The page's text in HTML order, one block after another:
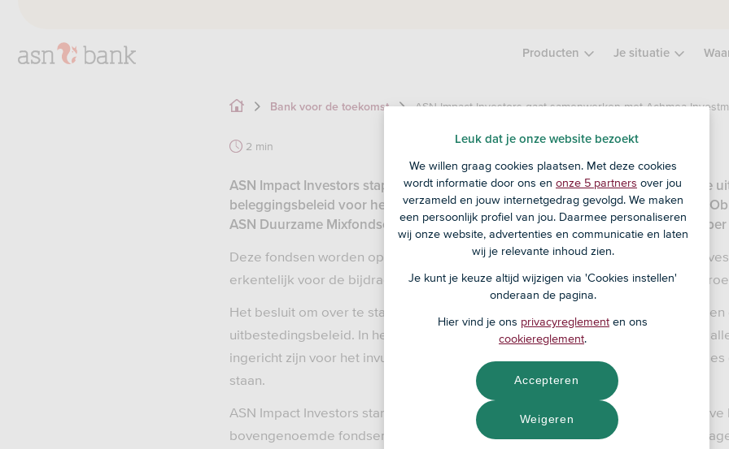
Producten Je situatie
Bank voor de toekomst ASN Impact Investors gaat samenwerken met Achmea
2 min
ASN Impact Investors stapt over naar Achmea Investment Management voor de
beleggingsbeleid voor het ASN Duurzaam Aandelenfonds, het ASN Duurzaam
ASN Duurzame Mixfondsen. Het beoogde moment voor de overstap is september
Deze fondsen worden op dit moment nog beheerd door Actiam. ASN Impact
erkentelijk voor de bijdrage die zij de afgelopen jaren geleverd heeft aan de
Het besluit om over te stappen is genomen na een zorgvuldige en
uitbestedingsbeleid. In het belang van haar klanten wil ASN Impact Investors te
ingericht zijn voor het invullen van de langetermijnstrategie en de impact
staan.
ASN Impact Investors startte begin 2020 een selectietraject naar een
bovengenoemde fondsen. In het selectietraject kwam Achmea Investment
Leuk dat je onze website bezoekt
We willen graag cookies plaatsen. Met deze cookies
wordt informatie door ons en onze 5 partners over jou
verzameld en jouw internetgedrag gevolgd. We maken
een persoonlijk profiel van jou. Daarmee personaliseren
wij onze website, advertenties en communicatie en laten
wij je relevante inhoud zien.
Je kunt je keuze altijd wijzigen via 'Cookies instellen'
onderaan de pagina.
Hier vind je ons privacyreglement en ons
cookiereglement.
Weigeren
Accepteren